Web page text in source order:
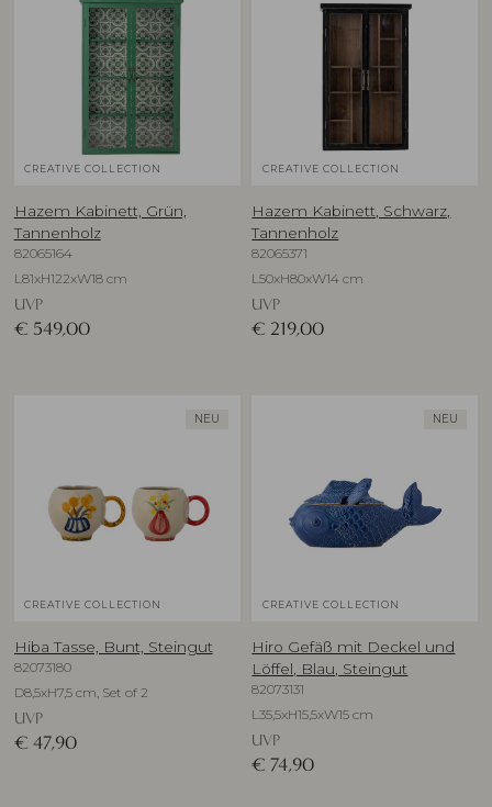
CREATIVE COLLECTION
Hazem Kabinett, Grün,
Tannenholz
82065164
L81xH122xW18 cm
UVP
€ 549,00
CREATIVE COLLECTION
Hazem Kabinett, Schwarz,
Tannenholz
82065371
L50xH80xW14 cm
UVP
€ 219,00
NEU
CREATIVE COLLECTION
Hiba Tasse, Bunt, Steingut
82073180
D8,5xH7,5 cm, Set of 2
UVP
€ 47,90
NEU
CREATIVE COLLECTION
Hiro Gefäß mit Deckel und
Löffel, Blau, Steingut
82073131
L35,5xH15,5xW15 cm
UVP
€ 74,90